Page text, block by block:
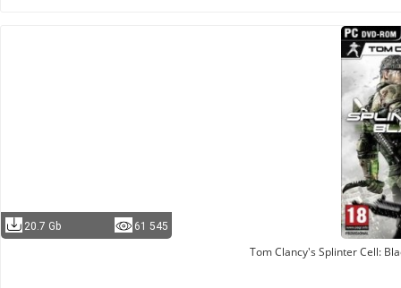
20.7 Gb 61 545
Tom Clancy's Splinter Cell: